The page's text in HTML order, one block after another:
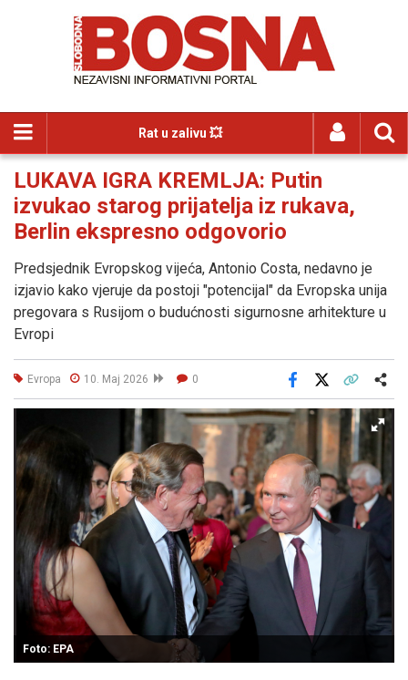
Rat u zalivu 💥
LUKAVA IGRA KREMLJA: Putin
izvukao starog prijatelja iz rukava,
Berlin ekspresno odgovorio
Predsjednik Evropskog vijeća, Antonio Costa, nedavno je
izjavio kako vjeruje da postoji "potencijal" da Evropska unija
pregovara s Rusijom o budućnosti sigurnosne arhitekture u
Evropi
Evropa 10. Maj 2026 0
Facebook
Foto: EPA